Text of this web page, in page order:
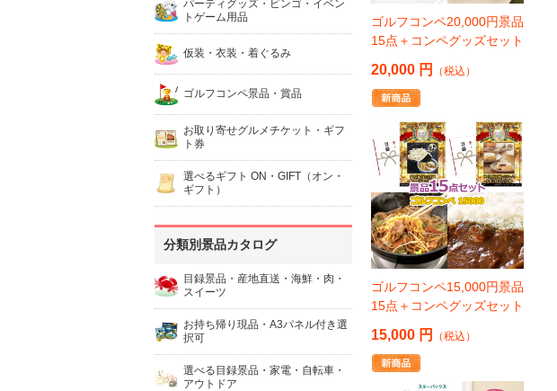
パーティグッズ・ビンゴ・イベン
トゲーム用品
仮装・衣装・着ぐるみ
ゴルフコンペ景品・賞品
お取り寄せグルメチケット・ギフ
ト券
選べるギフト ON・GIFT（オン・
ギフト）
分類別景品カタログ
目録景品・産地直送・海鮮・肉・
スイーツ
お持ち帰り現品・A3パネル付き選
択可
選べる目録景品・家電・自転車・
アウトドア
ゴルフコンペ20,000円景品
15点＋コンペグッズセット
20,000 円 （税込）
ゴルフコンペ15,000円景品
15点＋コンペグッズセット
15,000 円 （税込）